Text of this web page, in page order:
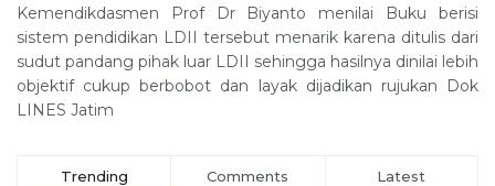
Kemendikdasmen Prof Dr Biyanto menilai Buku berisi
sistem pendidikan LDII tersebut menarik karena ditulis dari
sudut pandang pihak luar LDII sehingga hasilnya dinilai lebih
objektif cukup berbobot dan layak dijadikan rujukan Dok
LINES Jatim
Trending Comments Latest